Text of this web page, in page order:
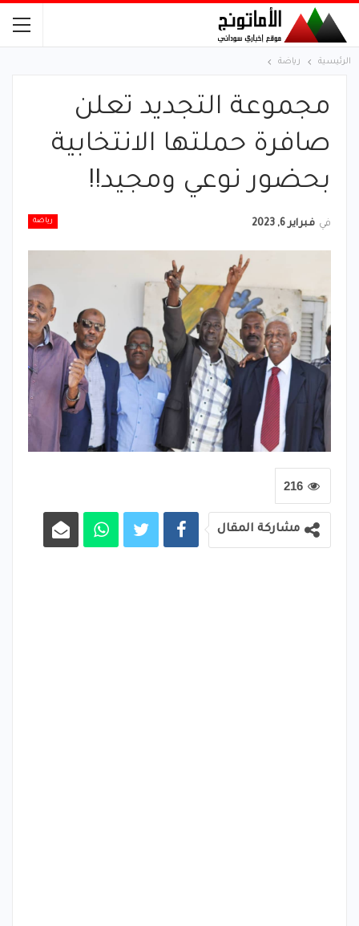
الرئيسية رياضة
مجموعة التجديد تعلن
صافرة حملتها الانتخابية
بحضور نوعي ومجيد!!
رياضة في فبراير 6, 2023
216
مشاركة المقال